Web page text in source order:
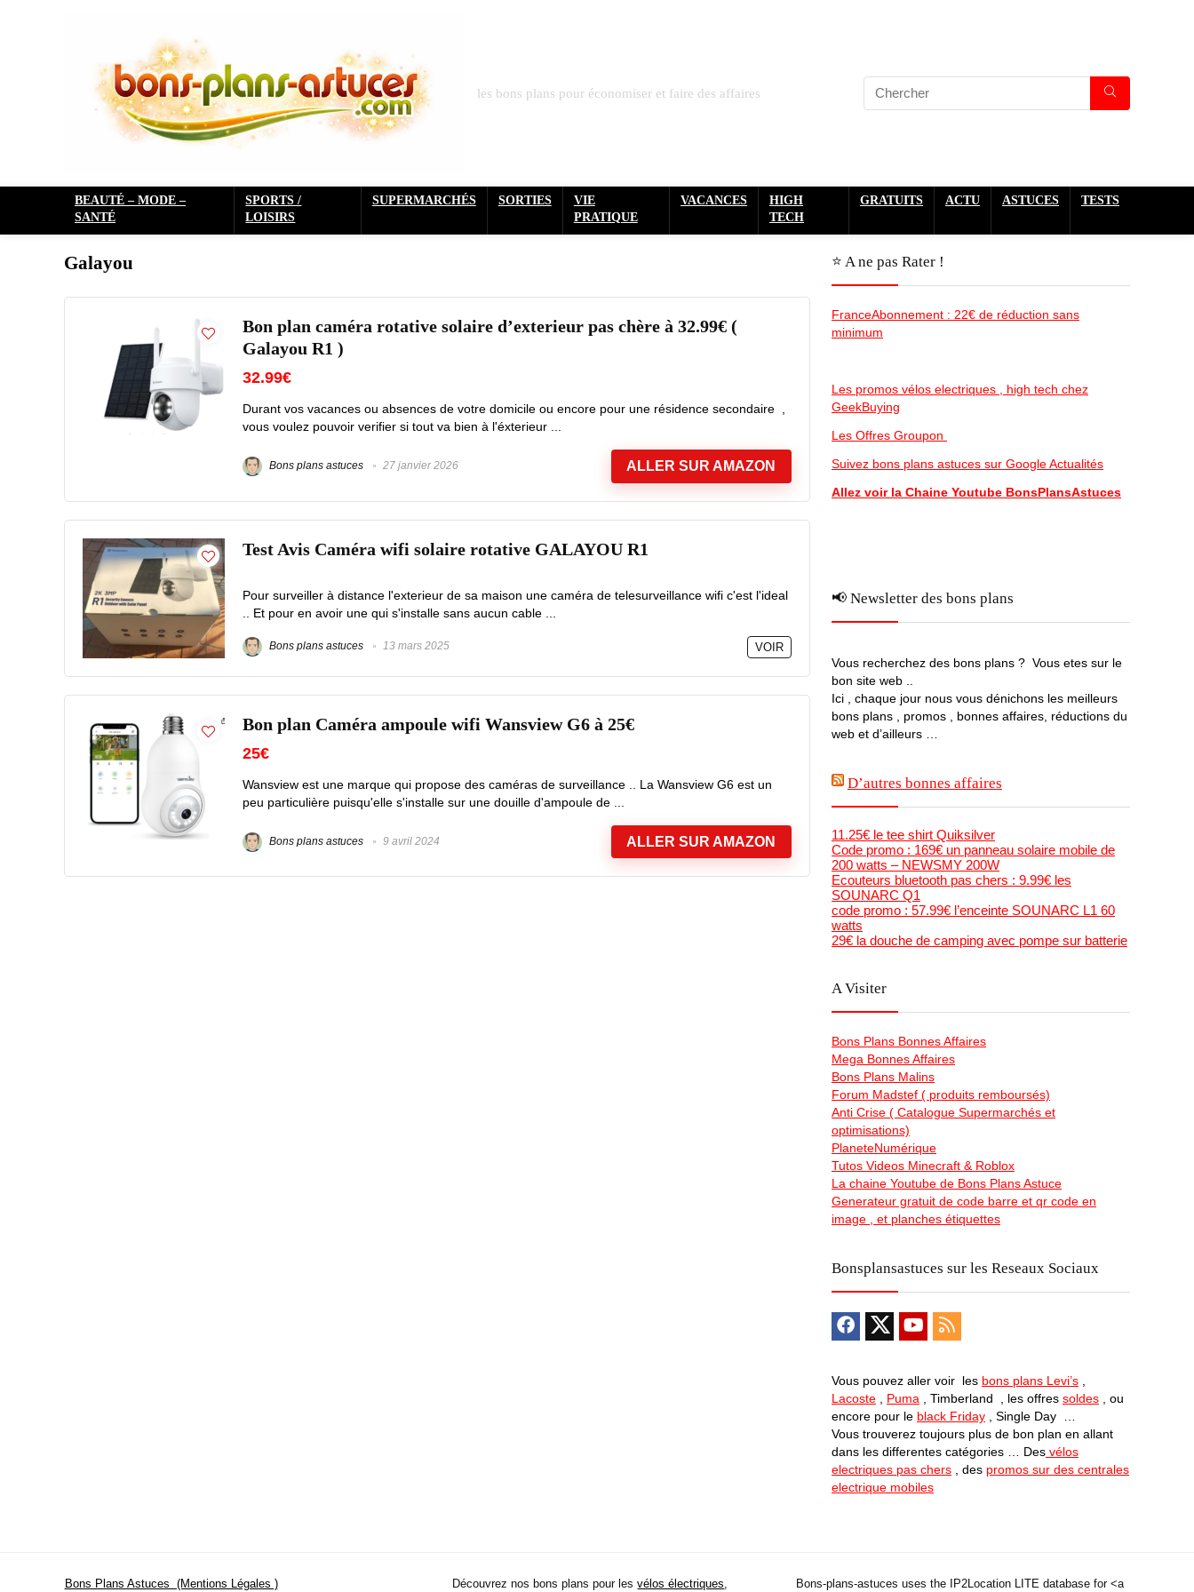
les bons plans pour économiser et faire des affaires
BEAUTÉ – MODE –
SANTÉ
SPORTS /
LOISIRS
SUPERMARCHÉS SORTIES
VIE
PRATIQUE
VACANCES
HIGH
TECH
GRATUITS ACTU ASTUCES TESTS
Galayou
Bon plan caméra rotative solaire d’exterieur pas chère à 32.99€ (
Galayou R1 )
32.99€
Durant vos vacances ou absences de votre domicile ou encore pour une résidence secondaire ,
vous voulez pouvoir verifier si tout va bien à l'éxterieur ...
Bons plans astuces 27 janvier 2026 ALLER SUR AMAZON
Test Avis Caméra wifi solaire rotative GALAYOU R1
Pour surveiller à distance l'exterieur de sa maison une caméra de telesurveillance wifi c'est l'ideal
.. Et pour en avoir une qui s'installe sans aucun cable ...
Bons plans astuces 13 mars 2025 VOIR
Bon plan Caméra ampoule wifi Wansview G6 à 25€
25€
Wansview est une marque qui propose des caméras de surveillance .. La Wansview G6 est un
peu particulière puisqu'elle s'installe sur une douille d'ampoule de ...
Bons plans astuces 9 avril 2024 ALLER SUR AMAZON
⭐️ A ne pas Rater !
FranceAbonnement : 22€ de réduction sans
minimum
Les promos vélos electriques , high tech chez
GeekBuying
Les Offres Groupon
Suivez bons plans astuces sur Google Actualités
Allez voir la Chaine Youtube BonsPlansAstuces
📢 Newsletter des bons plans
Vous recherchez des bons plans ? Vous etes sur le
bon site web ..
Ici , chaque jour nous vous dénichons les meilleurs
bons plans , promos , bonnes affaires, réductions du
web et d’ailleurs …
D’autres bonnes affaires
11.25€ le tee shirt Quiksilver
Code promo : 169€ un panneau solaire mobile de
200 watts – NEWSMY 200W
Ecouteurs bluetooth pas chers : 9.99€ les
SOUNARC Q1
code promo : 57.99€ l’enceinte SOUNARC L1 60
watts
29€ la douche de camping avec pompe sur batterie
A Visiter
Bons Plans Bonnes Affaires
Mega Bonnes Affaires
Bons Plans Malins
Forum Madstef ( produits remboursés)
Anti Crise ( Catalogue Supermarchés et
optimisations)
PlaneteNumérique
Tutos Videos Minecraft & Roblox
La chaine Youtube de Bons Plans Astuce
Generateur gratuit de code barre et qr code en
image , et planches étiquettes
Bonsplansastuces sur les Reseaux Sociaux
Vous pouvez aller voir les bons plans Levi’s
Lacoste
Puma , Timberland , les offres soldes , ou
encore pour le black Friday , Single Day …
Vous trouverez toujours plus de bon plan en allant
dans les differentes catégories … Des vélos
electriques pas chers , des promos sur des centrales
electrique mobiles
Bons Plans Astuces (Mentions Légales ) Découvrez nos bons plans pour lesvélos électriques, Bons-plans-astuces uses the IP2Location LITE database for <a